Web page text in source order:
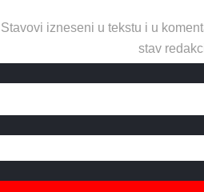
Stavovi izneseni u tekstu i u
stav